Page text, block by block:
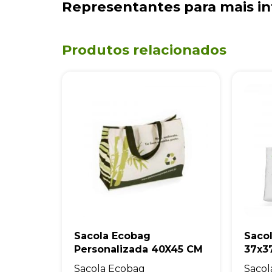
Representantes para mais
Produtos relacionados
Sacola Ecobag
Personalizada 40X45 CM
Sacola Ecobag